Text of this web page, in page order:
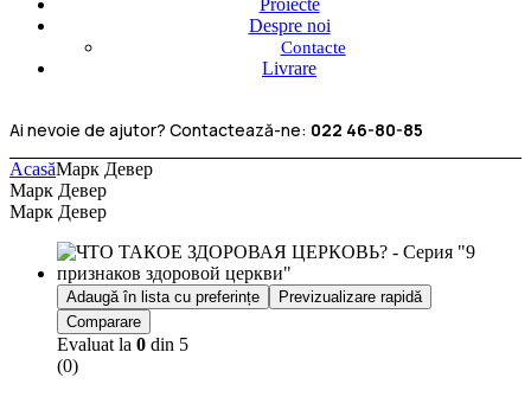
Despre noi
Contacte
Livrare
Ai nevoie de ajutor? Contactează-ne: 022 46-80-85
AcasăМарк Девер
Марк Девер
Марк Девер
Adaugă în lista cu preferințe
Previzualizare rapidă
Comparare
Evaluat la 0 din 5
(0)